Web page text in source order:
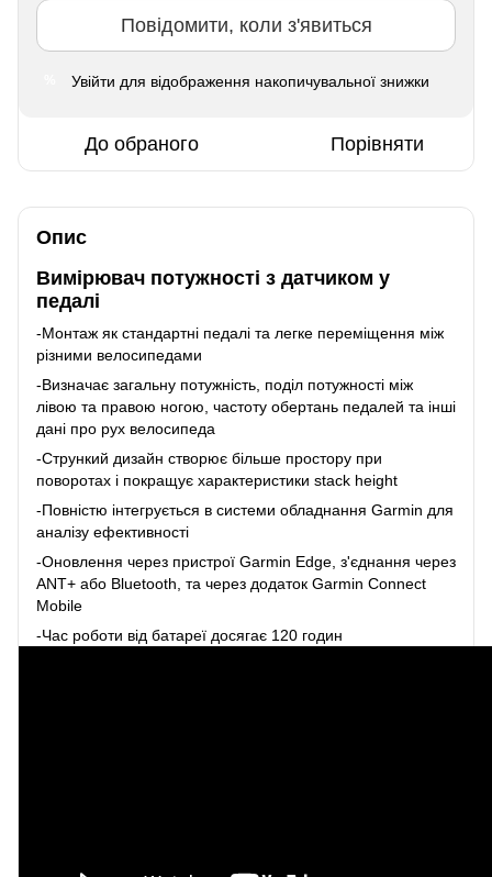
Повідомити, коли з'явиться
Увійти для відображення накопичувальної знижки
До обраного Порівняти
Опис
Вимірювач потужності з датчиком у
педалі
-Монтаж як стандартні педалі та легке переміщення між
різними велосипедами
-Визначає загальну потужність, поділ потужності між
лівою та правою ногою, частоту обертань педалей та інші
дані про рух велосипеда
-Стрункий дизайн створює більше простору при
поворотах і покращує характеристики stack height
-Повністю інтегрується в системи обладнання Garmin для
аналізу ефективності
-Оновлення через пристрої Garmin Edge, з'єднання через
ANT+ або Bluetooth, та через додаток Garmin Connect
Mobile
-Час роботи від батареї досягає 120 годин